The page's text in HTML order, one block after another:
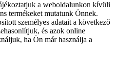
a weboldalunkon kívüli
termékeket mutatunk Önnek.
személyes adatait a következő
és azok online
ha Ön már használja a